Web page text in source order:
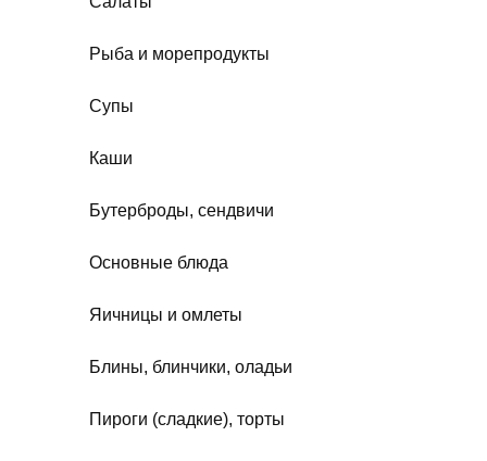
Рыба и морепродукты
Супы
Каши
Бутерброды, сендвичи
Основные блюда
Яичницы и омлеты
Блины, блинчики, оладьи
Пироги (сладкие), торты